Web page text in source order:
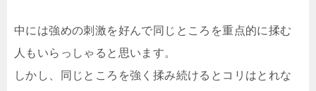
中には強めの刺激を好んで同じところを重点的に揉む
人もいらっしゃると思います。
しかし、同じところを強く揉み続けるとコリはとれな